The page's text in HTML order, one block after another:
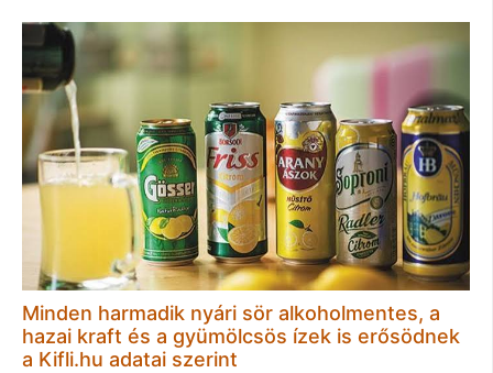
Minden harmadik nyári sör alkoholmentes, a
hazai kraft és a gyümölcsös ízek is erősödnek
a Kifli.hu adatai szerint